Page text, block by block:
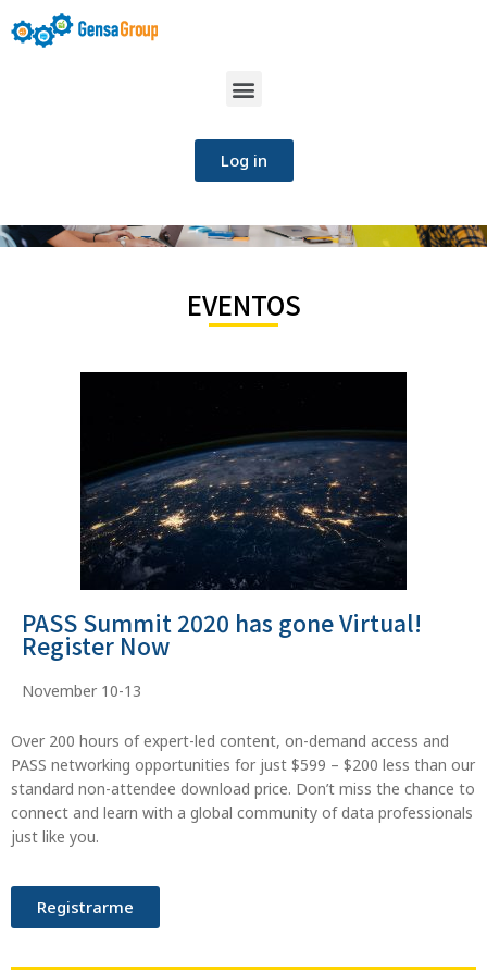
Log in
EVENTOS
PASS Summit 2020 has gone Virtual!
Register Now
November 10-13
Over 200 hours of expert-led content, on-demand access and
PASS networking opportunities for just $599 – $200 less than our
standard non-attendee download price. Don’t miss the chance to
connect and learn with a global community of data professionals
just like you.
Registrarme